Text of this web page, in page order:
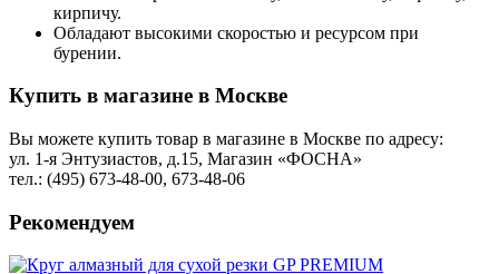
кирпичу.
Обладают высокими скоростью и ресурсом при
бурении.
Купить в магазине в Москве
Вы можете купить товар в магазине в Москве по адресу:
ул. 1-я Энтузиастов, д.15, Магазин «ФОСНА»
тел.: (495) 673-48-00, 673-48-06
Рекомендуем